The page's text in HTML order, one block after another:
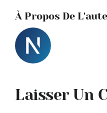
À Propos De
Laisser Un